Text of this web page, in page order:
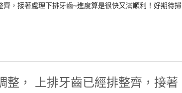
，接著處理下排牙齒~進度算是很快又滿順利！好期待掃
整， 上排牙齒已經排整齊，接著